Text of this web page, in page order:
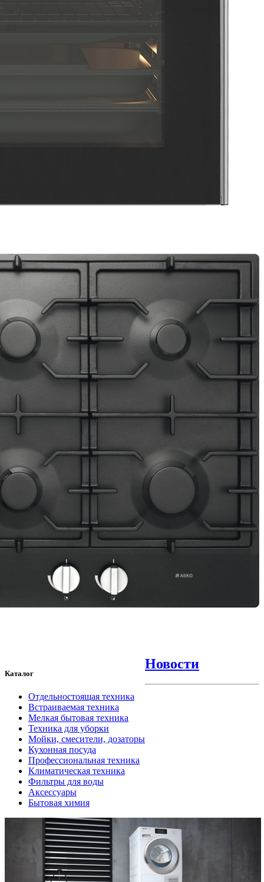
Каталог
Отдельностоящая техника
Встраиваемая техника
Мелкая бытовая техника
Техника для уборки
Мойки, смесители, дозаторы
Кухонная посуда
Профессиональная техника
Климатическая техника
Фильтры для воды
Аксессуары
Бытовая химия
Новости